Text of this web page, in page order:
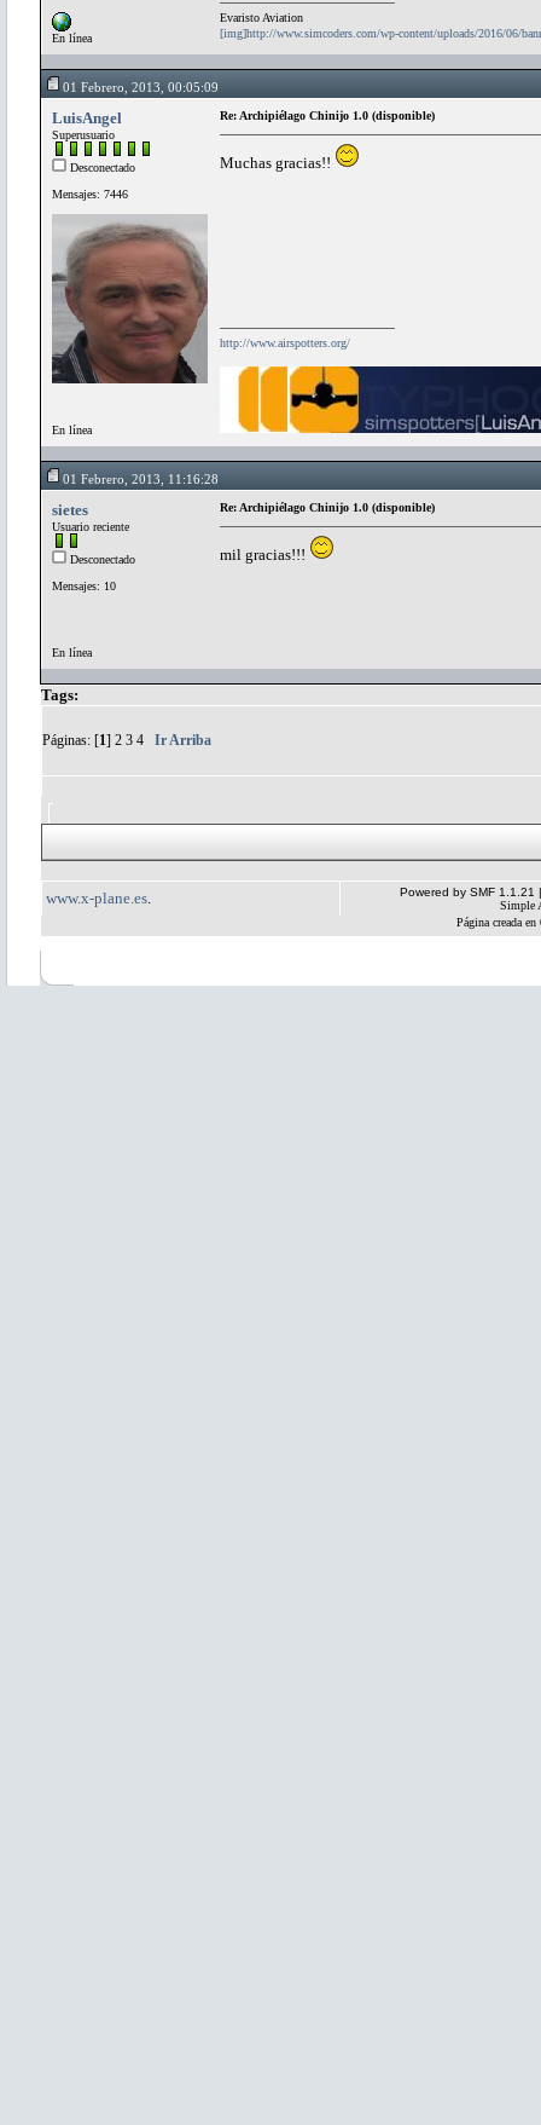
En línea
Evaristo Aviation
[img]http://www.simcoders.com/wp-content/uploads/2016/06/
01 Febrero, 2013, 00:05:09
LuisAngel
Superusuario
Desconectado
Mensajes: 7446
En línea
Re: Archipiélago Chinijo 1.0 (disponible)
Muchas gracias!!
http://www.airspotters.org/
01 Febrero, 2013, 11:16:28
sietes
Usuario reciente
Desconectado
Mensajes: 10
En línea
Re: Archipiélago Chinijo 1.0 (disponible)
mil gracias!!!
Tags:
Páginas: [1] 2 3 4 Ir Arriba
www.x-plane.es Powered by SMF 1.1.21
Simple
Página creada